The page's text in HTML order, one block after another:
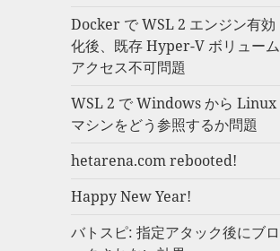
Docker で WSL 2 エンジン有効
化後、既存 Hyper-V ボリューム
アクセス不可問題
WSL 2 で Windows から Linux
マシンをどう参照するか問題
hetarena.com rebooted!
Happy New Year!
バトスピ: 指定アタック後にブロ